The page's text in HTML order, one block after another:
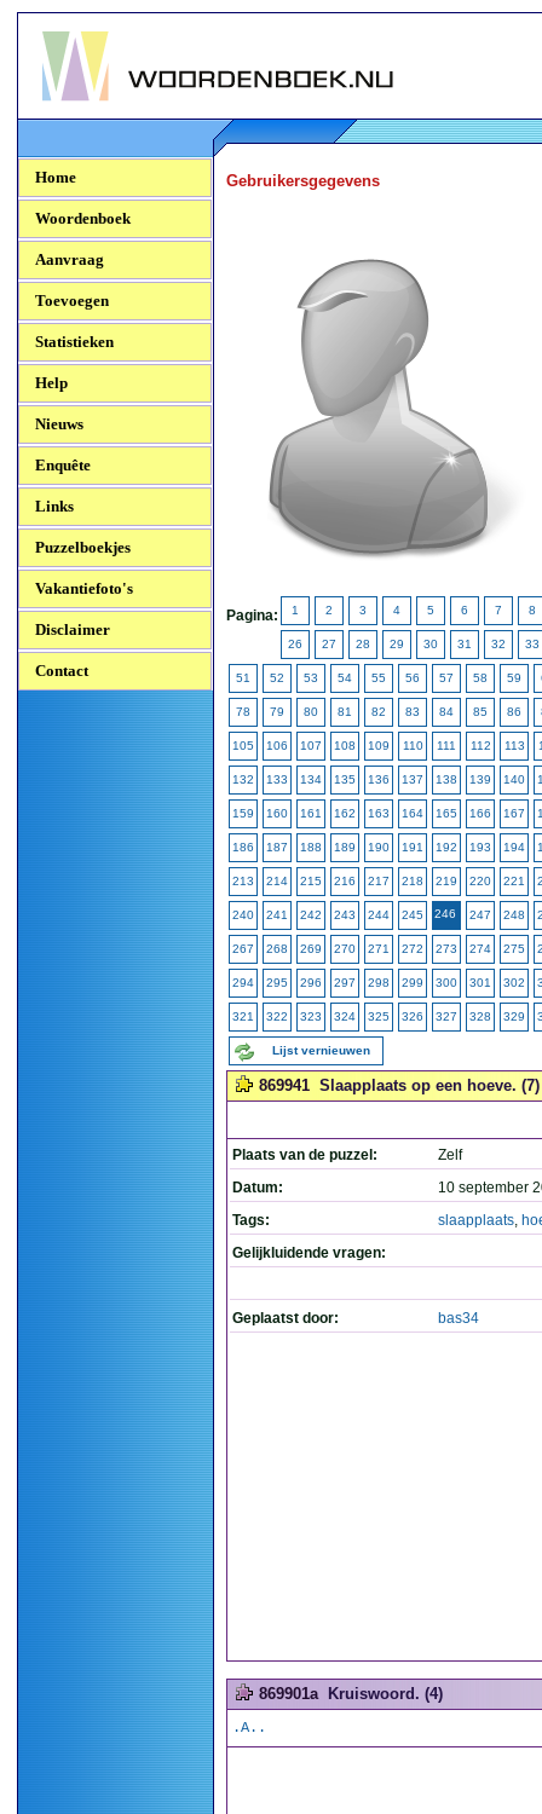
Woordenboek.NU
Home
Woordenboek
Aanvraag
Toevoegen
Statistieken
Help
Nieuws
Enquête
Links
Puzzelboekjes
Vakantiefoto's
Disclaimer
Contact
Gebruikersgegevens
Pagina: 1 2 3 4 5 6 7 8
26 27 28 29 30 31 32 33
51 52 53 54 55 56 57 58 59
78 79 80 81 82 83 84 85 86
105 106 107 108 109 110 111 112 113
132 133 134 135 136 137 138 139 140
159 160 161 162 163 164 165 166 167
186 187 188 189 190 191 192 193 194
213 214 215 216 217 218 219 220 221
240 241 242 243 244 245 246 247 248
267 268 269 270 271 272 273 274 275
294 295 296 297 298 299 300 301 302
321 322 323 324 325 326 327 328 329
Lijst vernieuwen
869941 Slaapplaats op een hoeve. (7)
Plaats van de puzzel:
Zelf
Datum:
10 september
Tags:
slaapplaats,
Gelijkluidende vragen:
Geplaatst door: bas34
869901a Kruiswoord. (4)
.A..